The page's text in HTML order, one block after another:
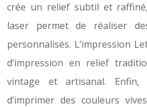
crée un relief subtil et
laser permet de réaliser
personnalisés. L’impression
d’impression en relief
vintage et artisanal. Enfin,
d’imprimer des couleurs